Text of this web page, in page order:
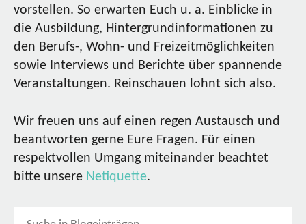
vorstellen. So erwarten Euch u. a. Einblicke in
die Ausbildung, Hintergrundinformationen zu
den Berufs-, Wohn- und Freizeitmöglichkeiten
sowie Interviews und Berichte über spannende
Veranstaltungen. Reinschauen lohnt sich also.
Wir freuen uns auf einen regen Austausch und
beantworten gerne Eure Fragen. Für einen
respektvollen Umgang miteinander beachtet
bitte unsere Netiquette.